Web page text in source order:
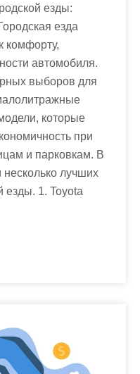
езды:
езда
комфорту,
автомобиля.
выборов для
которые
при
и парковкам. В
лучших
езды. 1. Toyota